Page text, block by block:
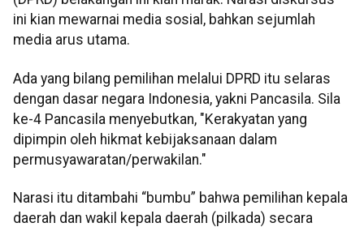
ini kian mewarnai media sosial, bahkan sejumlah
media arus utama.
Ada yang bilang pemilihan melalui DPRD itu selaras
dengan dasar negara Indonesia, yakni Pancasila. Sila
ke-4 Pancasila menyebutkan, "Kerakyatan yang
dipimpin oleh hikmat kebijaksanaan dalam
permusyawaratan/perwakilan."
Narasi itu ditambahi “bumbu” bahwa pemilihan kepala
daerah dan wakil kepala daerah (pilkada) secara